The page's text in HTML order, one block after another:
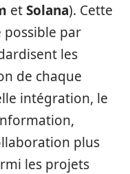
etSolana). Cette
par
les
de chaque
intégration, le
plus
les projets